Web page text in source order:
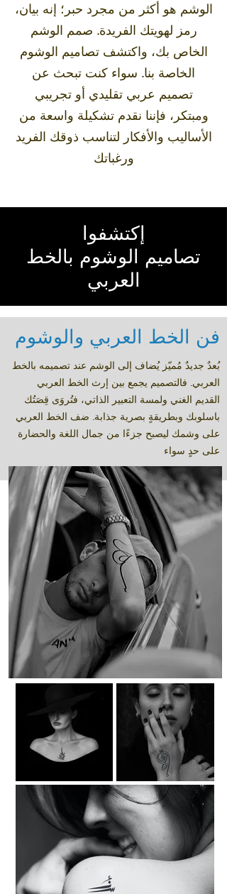
الوشم هو أكثر من مجرد حبر؛ إنه بيان،
رمز لهويتك الفريدة. صمم الوشم
الخاص بك، واكتشف تصاميم الوشوم
الخاصة بنا. سواء كنت تبحث عن
تصميم عربي تقليدي أو تجريبي
ومبتكر، فإننا نقدم تشكيلة واسعة من
الأساليب والأفكار لتناسب ذوقك الفريد
ورغباتك
إكتشفوا
تصاميم الوشوم بالخط
العربي
فن الخط العربي والوشوم
بُعدٌ جديدٌ مُميّز يُضاف إلى الوشم عند تصميمه بالخط
العربي. فالتصميم يجمع بين إرث الخط العربي
القديم الغني ولمسة التعبير الذاتي، فتُروَى قِصَتُك
باسلوبك وبطريقةٍ بصرية جذابة. ضف الخط العربي
على وشمك ليصبح جزءًا من جمال اللغة والحضارة
على حدٍ سواء